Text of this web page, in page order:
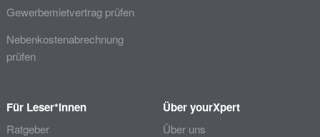
Gewerbemietvertrag prüfen
Nebenkostenabrechnung
prüfen
Für Leser*innen
Ratgeber
Über yourXpert
Über uns